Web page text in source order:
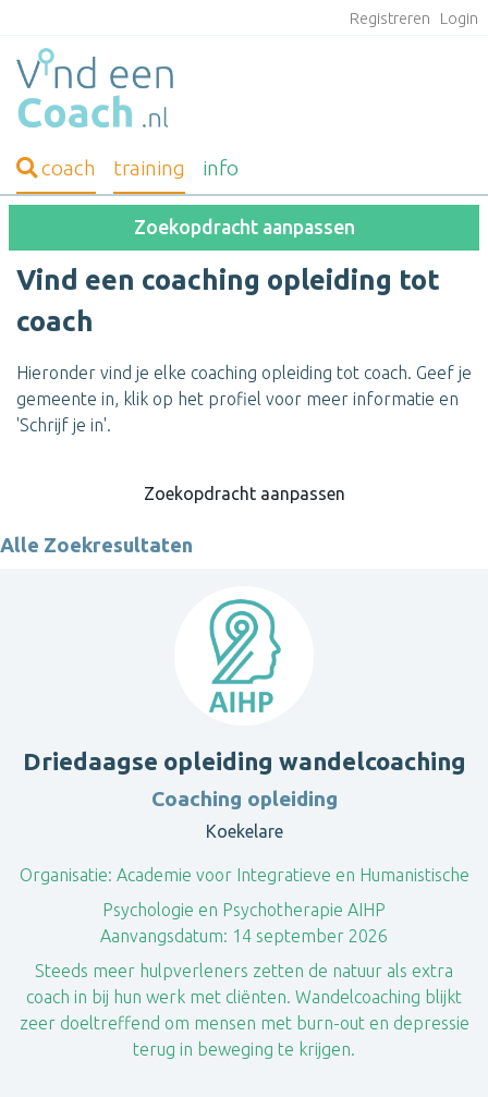
Registreren Login
coach training info
Zoekopdracht aanpassen
Vind een coaching opleiding tot
coach
Hieronder vind je elke coaching opleiding tot coach. Geef je
gemeente in, klik op het profiel voor meer informatie en
'Schrijf je in'.
Zoekopdracht aanpassen
Alle Zoekresultaten
Driedaagse opleiding wandelcoaching
Coaching opleiding
Koekelare
Organisatie: Academie voor Integratieve en Humanistische
Psychologie en Psychotherapie AIHP
Aanvangsdatum: 14 september 2026
Steeds meer hulpverleners zetten de natuur als extra
coach in bij hun werk met cliënten. Wandelcoaching blijkt
zeer doeltreffend om mensen met burn-out en depressie
terug in beweging te krijgen.